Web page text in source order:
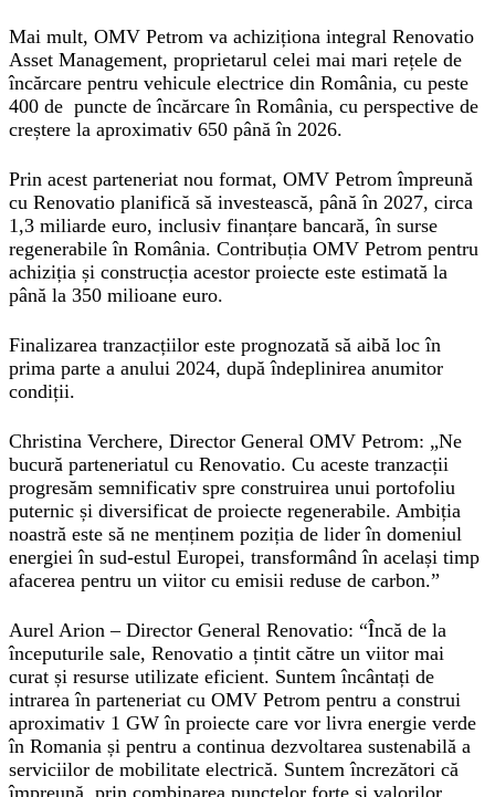
Mai mult, OMV Petrom va achiziționa integral Renovatio
Asset Management, proprietarul celei mai mari rețele de
încărcare pentru vehicule electrice din România, cu peste
400 de puncte de încărcare în România, cu perspective de
creștere la aproximativ 650 până în 2026.
Prin acest parteneriat nou format, OMV Petrom împreună
cu Renovatio planifică să investească, până în 2027, circa
1,3 miliarde euro, inclusiv finanțare bancară, în surse
regenerabile în România. Contribuția OMV Petrom pentru
achiziția și construcția acestor proiecte este estimată la
până la 350 milioane euro.
Finalizarea tranzacțiilor este prognozată să aibă loc în
prima parte a anului 2024, după îndeplinirea anumitor
condiții.
Christina Verchere, Director General OMV Petrom: „Ne
bucură parteneriatul cu Renovatio. Cu aceste tranzacții
progresăm semnificativ spre construirea unui portofoliu
puternic și diversificat de proiecte regenerabile. Ambiția
noastră este să ne menținem poziția de lider în domeniul
energiei în sud-estul Europei, transformând în același timp
afacerea pentru un viitor cu emisii reduse de carbon.”
Aurel Arion – Director General Renovatio: “Încă de la
începuturile sale, Renovatio a țintit către un viitor mai
curat și resurse utilizate eficient. Suntem încântați de
intrarea în parteneriat cu OMV Petrom pentru a construi
aproximativ 1 GW în proiecte care vor livra energie verde
în Romania și pentru a continua dezvoltarea sustenabilă a
serviciilor de mobilitate electrică. Suntem încrezători că